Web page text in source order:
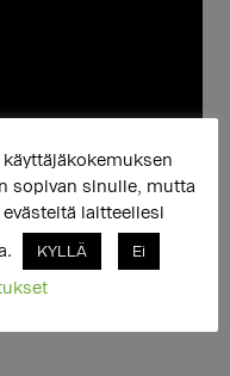
2016
kuunnelma
sopivan sinulle, mutta
laitteellesi
KYLLÄ Ei